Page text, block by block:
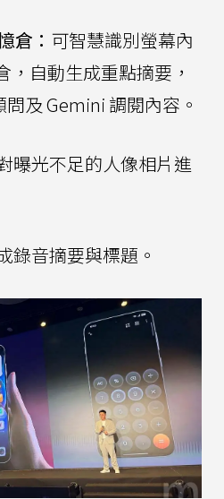
倉： 可智慧識別螢幕內
，自動生成重點摘要，
及 Gemini 調閱內容。
曝光不足的人像相片進
錄音摘要與標題。